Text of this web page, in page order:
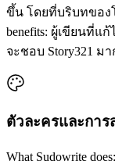
ขึ้น โดยที่บริบทของ
benefits: ผู้เขียนที่แ
จะชอบ Story321 มา
ตัวละครและการ
What Sudowrite